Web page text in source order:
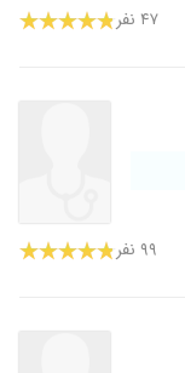
۴۷ نفر
۹۹ نفر